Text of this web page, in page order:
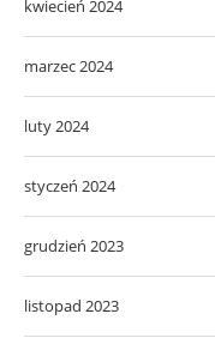
kwiecień 2024
marzec 2024
luty 2024
styczeń 2024
grudzień 2023
listopad 2023